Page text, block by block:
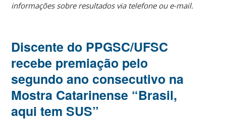
informações sobre resultados via telefone ou e-mail.
Discente do PPGSC/UFSC
recebe premiação pelo
segundo ano consecutivo na
Mostra Catarinense “Brasil,
aqui tem SUS”